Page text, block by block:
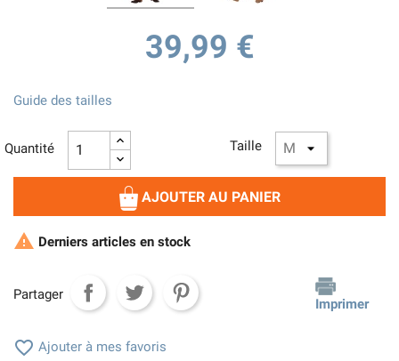
39,99 €
Taille
Guide des tailles
Quantité
AJOUTER AU PANIER
 Derniers articles en stock
Partager
Imprimer
 Ajouter à mes favoris